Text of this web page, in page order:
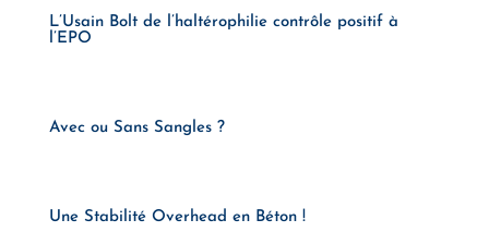
L’Usain Bolt de l’haltérophilie contrôle positif à
l’EPO
Avec ou Sans Sangles ?
Une Stabilité Overhead en Béton !